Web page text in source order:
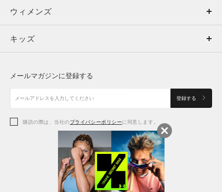
ウィメンズ
キッズ
アクセサリー
トップス
ボトムス
アクセサリー
ウィメンズ
トップス
シューズ
アクセサリー
レギンス＆タイツ
キッズ
シューズ
メールマガジンに登録する
登録する
購読の際は、当社のプライバシーポリシーに同意します。